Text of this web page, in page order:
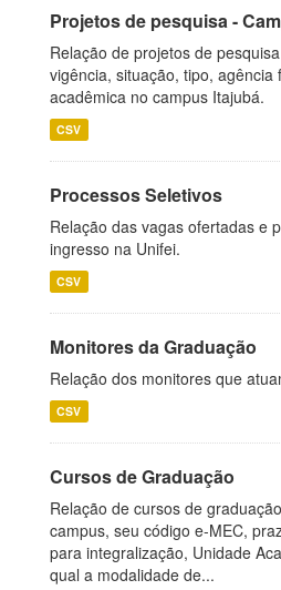
Projetos de pesquisa -
Relação de projetos de
vigência, situação, tipo,
acadêmica no campus Itajubá.
CSV
Processos Seletivos
Relação das vagas ofertadas e
ingresso na Unifei.
CSV
Monitores da Graduação
Relação dos monitores que
CSV
Cursos de Graduação
Relação de cursos de
campus, seu código e-MEC,
para integralização, Unidade
qual a modalidade de...